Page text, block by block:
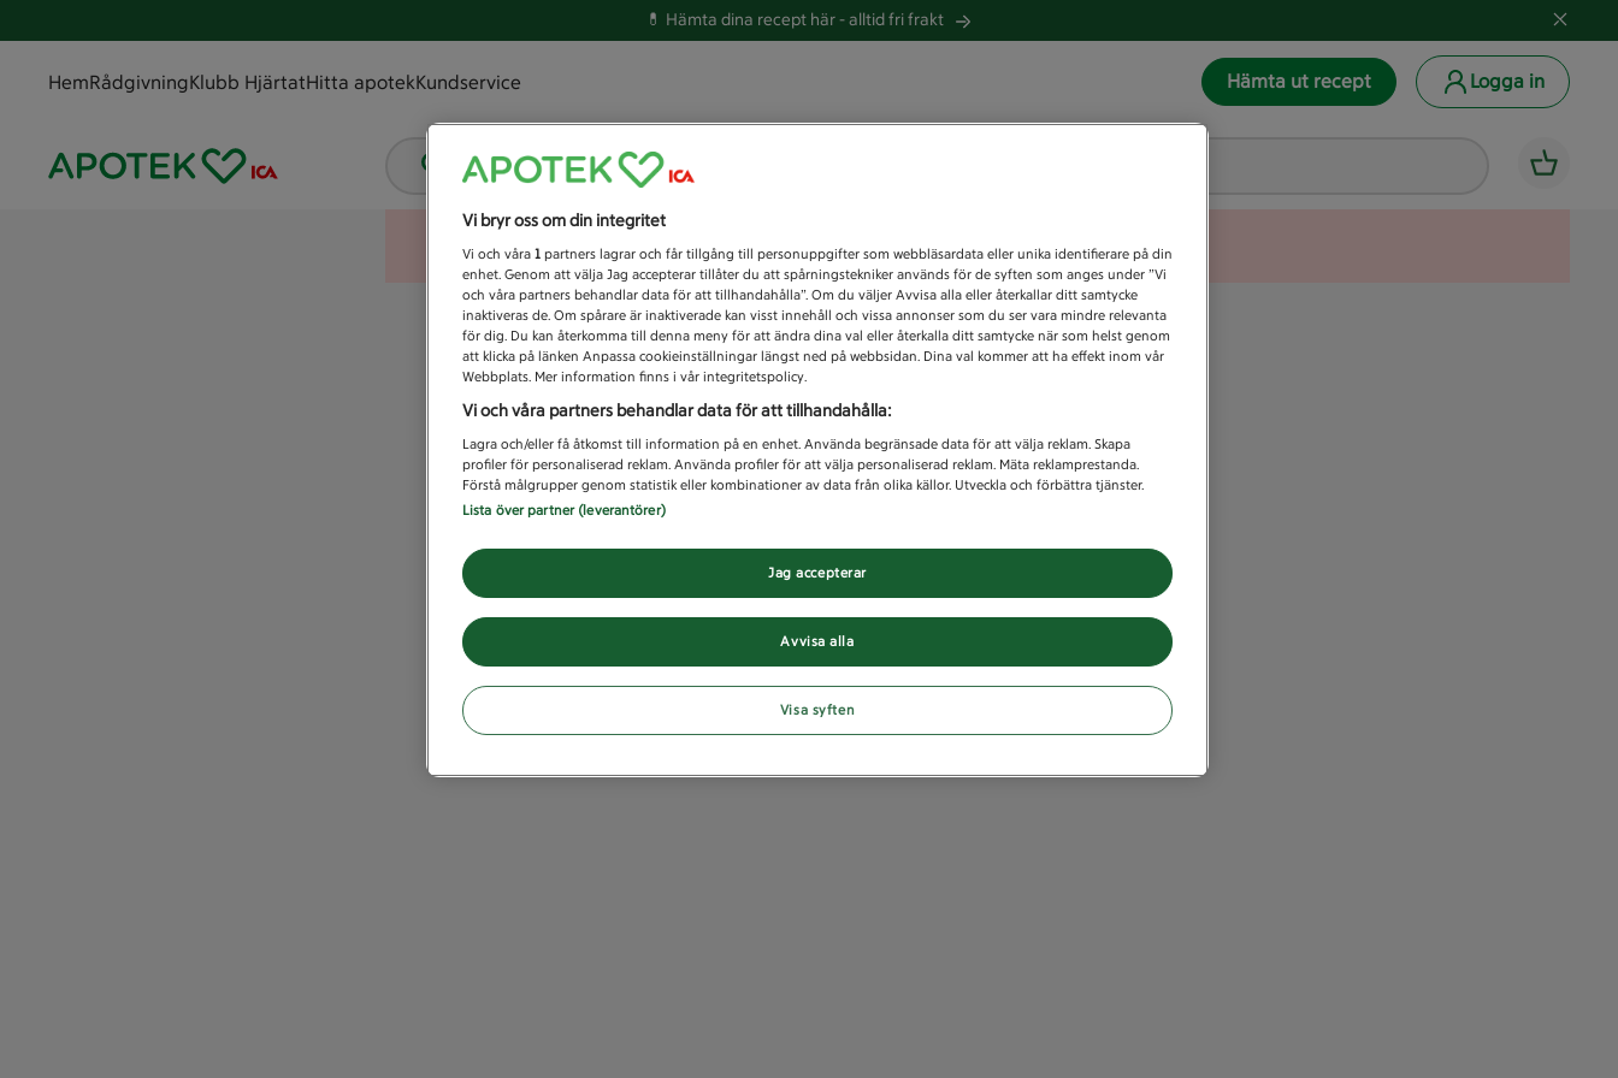
💊 Hämta dina recept här -alltid fri frakt
HemRådgivningKlubb HjärtatHitta apotekKundservice Hämta ut recept Logga in
Vad letar du efter idag?
Unknown error
Vi bryr oss om din integritet
Vi och våra 1 partners lagrar och får tillgång till personuppgifter som webbläsardata eller unika identifierare på din
enhet. Genom att välja Jag accepterar tillåter du att spårningstekniker används för de syften som anges under ”Vi
och våra partners behandlar data för att tillhandahålla”. Om du väljer Avvisa alla eller återkallar ditt samtycke
inaktiveras de. Om spårare är inaktiverade kan visst innehåll och vissa annonser som du ser vara mindre relevanta
för dig. Du kan återkomma till denna meny för att ändra dina val eller återkalla ditt samtycke när som helst genom
att klicka på länken Anpassa cookieinställningar längst ned på webbsidan. Dina val kommer att ha effekt inom vår
Webbplats. Mer information finns i vår integritetspolicy.
Vi och våra partners behandlar data för att tillhandahålla:
Lagra och/eller få åtkomst till information på en enhet. Använda begränsade data för att välja reklam. Skapa
profiler för personaliserad reklam. Använda profiler för att välja personaliserad reklam. Mäta reklamprestanda.
Förstå målgrupper genom statistik eller kombinationer av data från olika källor. Utveckla och förbättra tjänster.
Lista över partner (leverantörer)
Avvisa alla
Jag accepterar
Visa syften